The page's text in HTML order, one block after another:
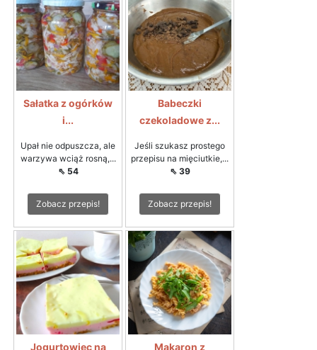
Sałatka z ogórków
i...
Upał nie odpuszcza, ale
warzywa wciąż rosną,...
⇖ 54
Zobacz przepis!
Babeczki
czekoladowe z...
Jeśli szukasz prostego
przepisu na mięciutkie,...
⇖ 39
Zobacz przepis!
Jogurtowiec na
Makaron z